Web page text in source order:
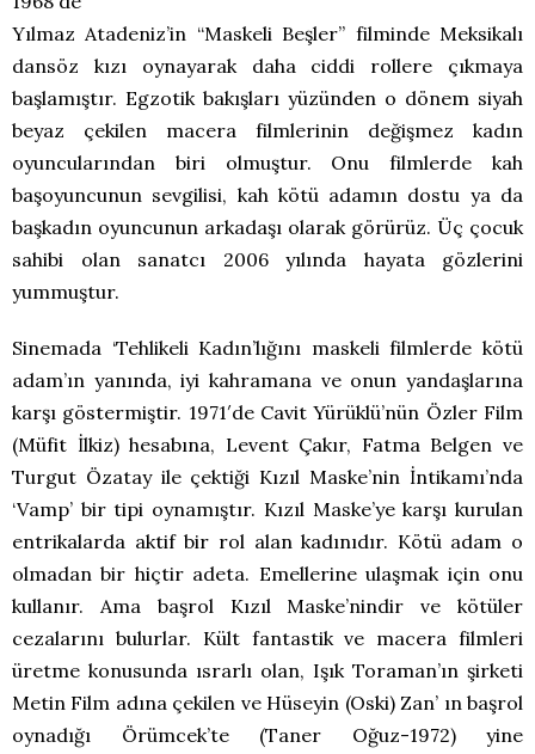
Yılmaz Atadeniz’in “Maskeli Beşler” filminde Meksikalı
dansöz kızı oynayarak daha ciddi rollere çıkmaya
başlamıştır. Egzotik bakışları yüzünden o dönem siyah
beyaz çekilen macera filmlerinin değişmez kadın
oyuncularından biri olmuştur. Onu filmlerde kah
başoyuncunun sevgilisi, kah kötü adamın dostu ya da
başkadın oyuncunun arkadaşı olarak görürüz. Üç çocuk
sahibi olan sanatcı 2006 yılında hayata gözlerini
yummuştur.
Sinemada ‘Tehlikeli Kadın’lığını maskeli filmlerde kötü
adam’ın yanında, iyi kahramana ve onun yandaşlarına
karşı göstermiştir. 1971′de Cavit Yürüklü’nün Özler Film
(Müfit İlkiz) hesabına, Levent Çakır, Fatma Belgen ve
Turgut Özatay ile çektiği Kızıl Maske’nin İntikamı’nda
‘Vamp’ bir tipi oynamıştır. Kızıl Maske’ye karşı kurulan
entrikalarda aktif bir rol alan kadınıdır. Kötü adam o
olmadan bir hiçtir adeta. Emellerine ulaşmak için onu
kullanır. Ama başrol Kızıl Maske’nindir ve kötüler
cezalarını bulurlar. Kült fantastik ve macera filmleri
üretme konusunda ısrarlı olan, Işık Toraman’ın şirketi
Metin Film adına çekilen ve Hüseyin (Oski) Zan’ ın başrol
oynadığı Örümcek’te (Taner Oğuz-1972) yine